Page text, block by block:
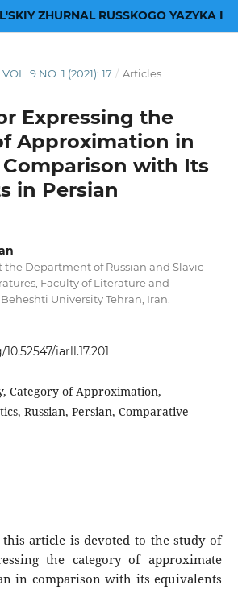
VOL. 9 NO. 1 (2021): 17 / Articles
Expressing the
Approximation in
Comparison with Its
in Persian
the Department of Russian and Slavic
Faculty of Literature and
University Tehran, Iran.
iarll.17.201
Category of Approximation,
Russian, Persian, Comparative
article is devoted to the study of
the category of approximate
in comparison with its equivalents